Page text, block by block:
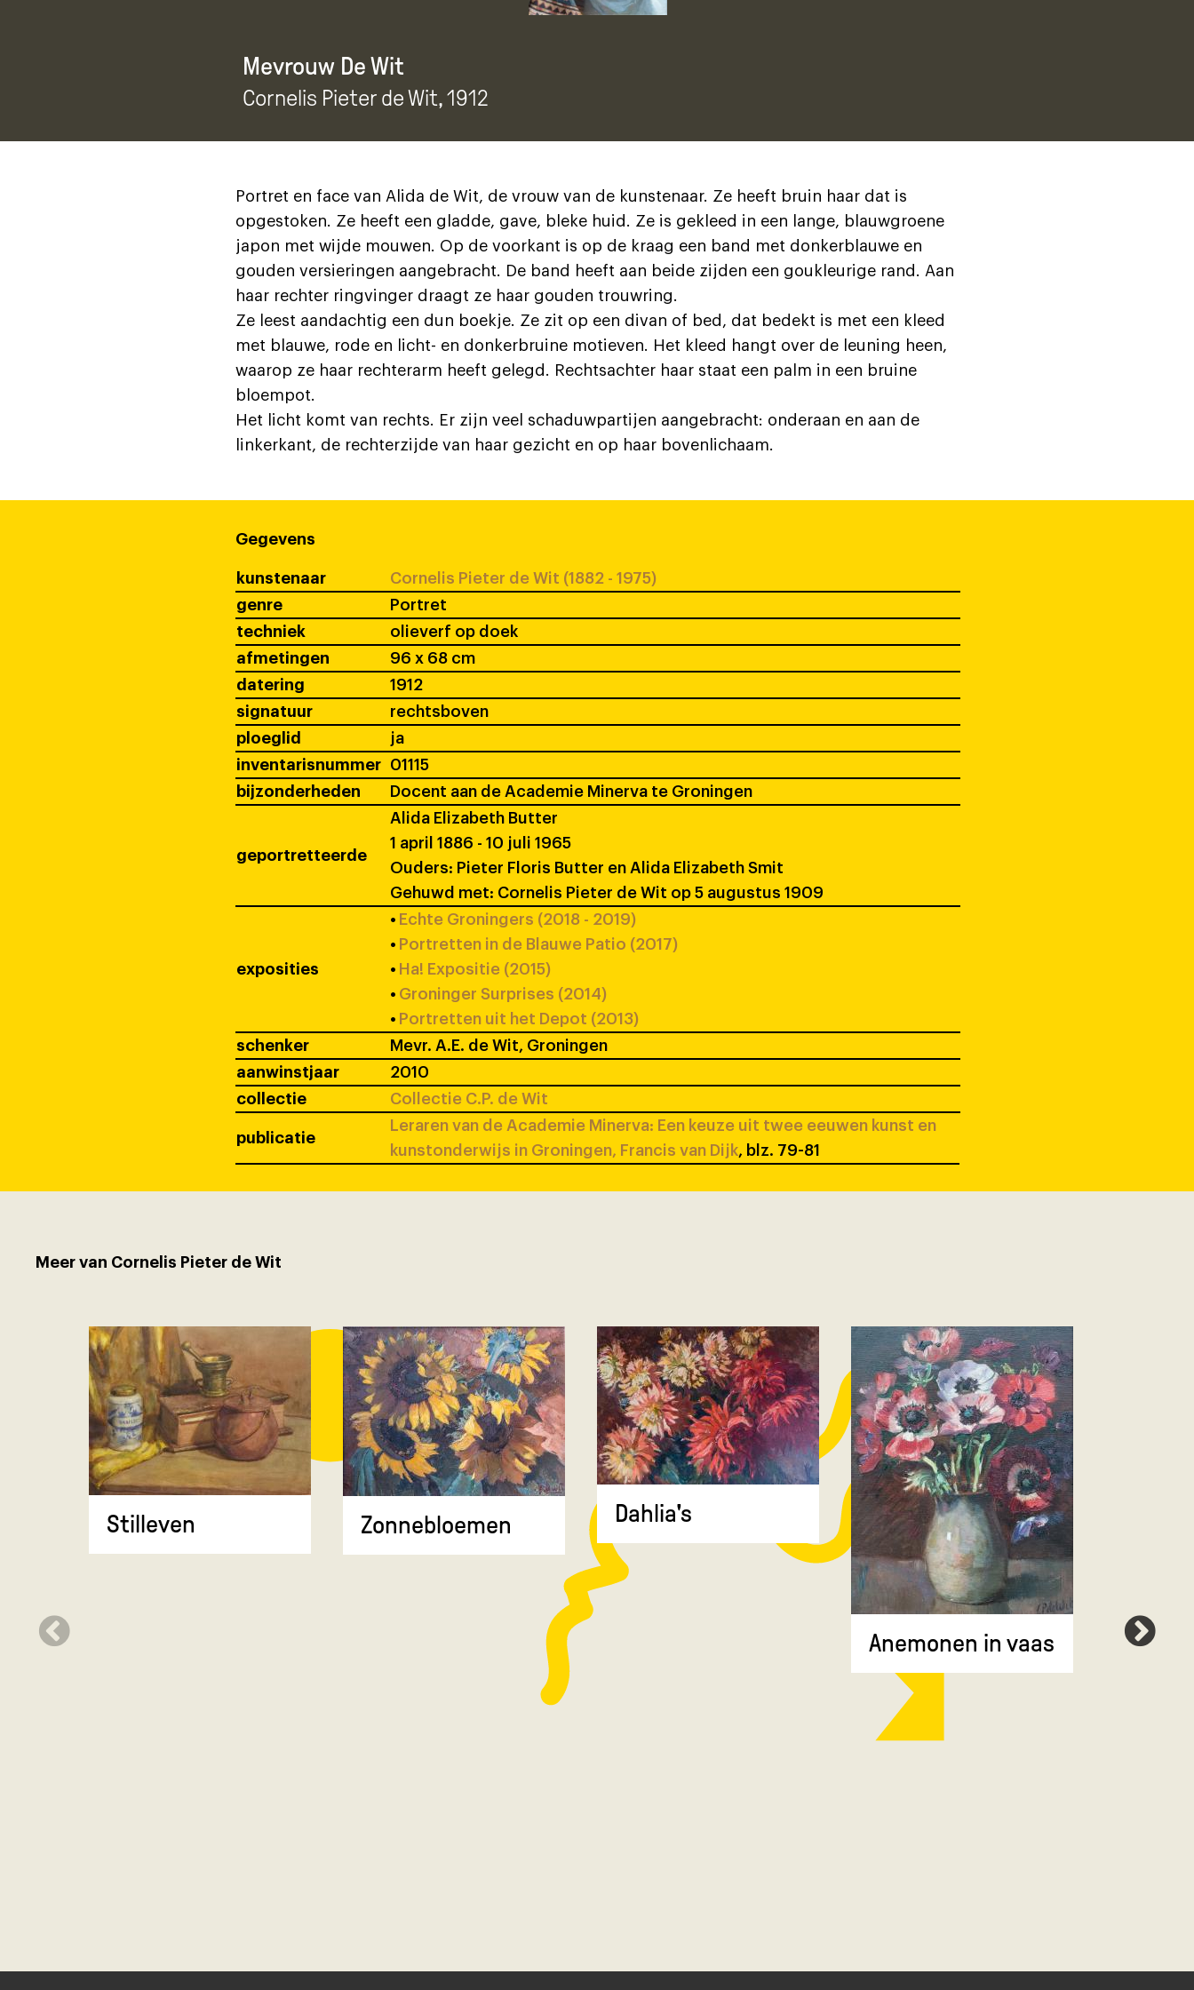
Mevrouw De Wit
Cornelis Pieter de Wit, 1912
Portret en face van Alida de Wit, de vrouw van de kunstenaar. Ze heeft bruin haar dat is
opgestoken. Ze heeft een gladde, gave, bleke huid. Ze is gekleed in een lange, blauwgroene
japon met wijde mouwen. Op de voorkant is op de kraag een band met donkerblauwe en
gouden versieringen aangebracht. De band heeft aan beide zijden een goukleurige rand. Aan
haar rechter ringvinger draagt ze haar gouden trouwring.
Ze leest aandachtig een dun boekje. Ze zit op een divan of bed, dat bedekt is met een kleed
met blauwe, rode en licht- en donkerbruine motieven. Het kleed hangt over de leuning heen,
waarop ze haar rechterarm heeft gelegd. Rechtsachter haar staat een palm in een bruine
bloempot.
Het licht komt van rechts. Er zijn veel schaduwpartijen aangebracht: onderaan en aan de
linkerkant, de rechterzijde van haar gezicht en op haar bovenlichaam.
Gegevens
kunstenaar
Cornelis Pieter de Wit (1882 - 1975)
genre
Portret
techniek
olieverf op doek
afmetingen
96 x 68 cm
datering
1912
signatuur
rechtsboven
ploeglid
ja
inventarisnummer
01115
bijzonderheden
Docent aan de Academie Minerva te Groningen
geportretteerde
Alida Elizabeth Butter
1 april 1886 - 10 juli 1965
Ouders: Pieter Floris Butter en Alida Elizabeth Smit
Gehuwd met: Cornelis Pieter de Wit op 5 augustus 1909
exposities
• Echte Groningers (2018 - 2019)
• Portretten in de Blauwe Patio (2017)
• Ha! Expositie (2015)
• Groninger Surprises (2014)
• Portretten uit het Depot (2013)
schenker
Mevr. A.E. de Wit, Groningen
aanwinstjaar
2010
collectie
Collectie C.P. de Wit
publicatie
Leraren van de Academie Minerva: Een keuze uit twee eeuwen kunst en
kunstonderwijs in Groningen, Francis van Dijk, blz. 79-81
Meer van Cornelis Pieter de Wit
Stilleven Zonnebloemen Dahlia's
Anemonen in vaas